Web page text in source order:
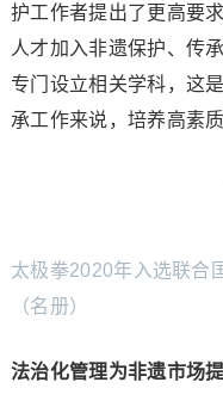
护工作者提出了更高要
人才加入非遗保护、传
专门设立相关学科，这
承工作来说，培养高素
太极拳2020年入选联合
（名册）
法治化管理为非遗市场